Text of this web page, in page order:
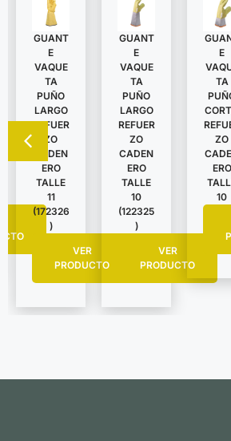
GUANT
E
VAQUE
TA
PUÑO
LARGO
REFUER
ZO
CADEN
ERO
TALLE
11
(172326
)
VER
PRODUCTO
GUANT
E
VAQUE
TA
PUÑO
LARGO
REFUER
ZO
CADEN
ERO
TALLE
10
(122325
)
VER
PRODUCTO
E
TA
ZO
ERO
10